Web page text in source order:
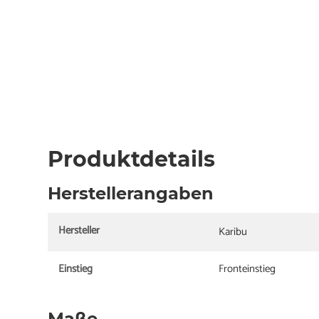
Produktdetails
Herstellerangaben
Hersteller Karibu
Einstieg Fronteinstieg